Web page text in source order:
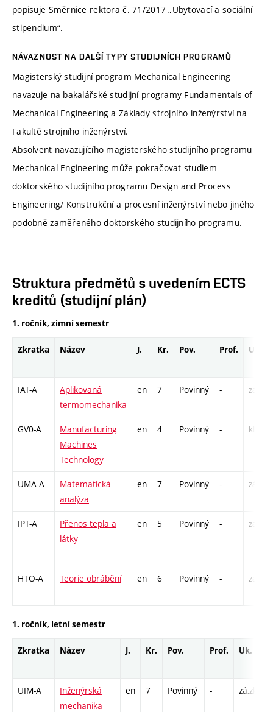
popisuje Směrnice rektora č. 71/2017 „Ubytovací a sociální
stipendium“.
NÁVAZNOST NA DALŠÍ TYPY STUDIJNÍCH PROGRAMŮ
Magisterský studijní program Mechanical Engineering
navazuje na bakalářské studijní programy Fundamentals of
Mechanical Engineering a Základy strojního inženýrství na
Fakultě strojního inženýrství.
Absolvent navazujícího magisterského studijního programu
Mechanical Engineering může pokračovat studiem
doktorského studijního programu Design and Process
Engineering/ Konstrukční a procesní inženýrství nebo jiného
podobně zaměřeného doktorského studijního programu.
Struktura předmětů s uvedením ECTS
kreditů (studijní plán)
1. ročník, zimní semestr
Zkratka Název J. Kr. Pov. Prof. Uk.
IAT-A
Aplikovaná
termomechanika
en 7 Povinný - zá,zk
GV0-A
Manufacturing
Machines
Technology
en 4 Povinný - kl
UMA-A
Matematická
analýza
en 7 Povinný - zá,zk
IPT-A
Přenos tepla a
látky
en 5 Povinný - zá,zk
HTO-A Teorie obrábění en 6 Povinný - zá,zk
1. ročník, letní semestr
Zkratka Název J. Kr. Pov. Prof. Uk.
UIM-A
Inženýrská
mechanika
en 7 Povinný - zá,zk